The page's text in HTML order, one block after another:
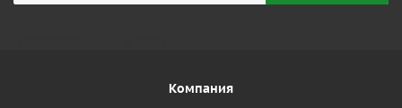
Компания